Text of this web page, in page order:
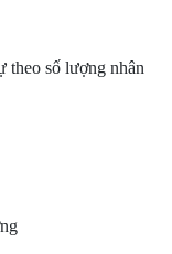
theo số lượng nhân